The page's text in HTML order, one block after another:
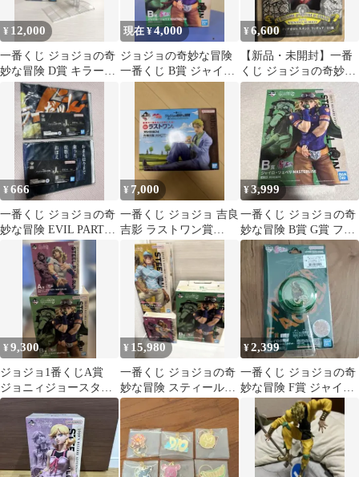
¥ 12,000
一番くじ ジョジョの奇
妙な冒険 D賞 キラーク
イーン 開封済 外箱
あり
現在 ¥4,000
ジョジョの奇妙な冒険
一番くじ B賞 ジャイ
¥6,600
【新品・未開封】一番
くじ ジョジョの奇妙な
冒険 第五部 キングクリ
ムゾン
¥666
一番くじ ジョジョの奇
妙な冒険 EVIL PARTY J
賞 タオル 2種
¥ 7,000
一番くじ ジョジョ 吉良
吉影 ラストワン賞
MASTERLISE フィギュ
¥3,999
一番くじ ジョジョの奇
妙な冒険 B賞 G賞 フィ
ギュア セット
¥9,300
ジョジョ1番くじA賞
ジョニィジョースタ
ー B賞 ジャイロツ
ェペリ
¥ 15,980
一番くじ ジョジョの奇
妙な冒険 スティール・
ボール・ラン A賞 B賞
ラストワン
¥2,399
一番くじ ジョジョの奇
妙な冒険 F賞 ジャイロ
の鉄球 ハイバーヨーヨ